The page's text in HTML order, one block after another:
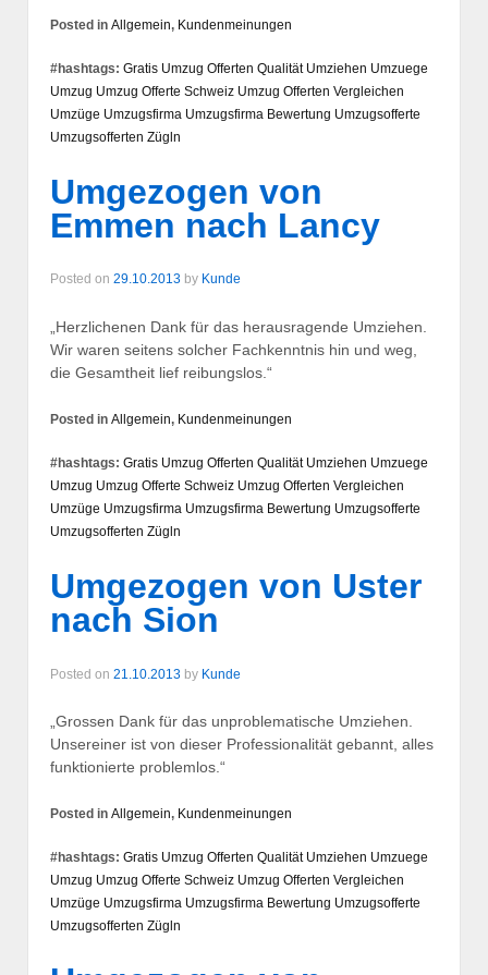
Posted in Allgemein, Kundenmeinungen
#hashtags: Gratis Umzug Offerten Qualität Umziehen Umzuege
Umzug Umzug Offerte Schweiz Umzug Offerten Vergleichen
Umzüge Umzugsfirma Umzugsfirma Bewertung Umzugsofferte
Umzugsofferten Zügln
Umgezogen von
Emmen nach Lancy
Posted on 29.10.2013 by Kunde
„Herzlichenen Dank für das herausragende Umziehen.
Wir waren seitens solcher Fachkenntnis hin und weg,
die Gesamtheit lief reibungslos.“
Posted in Allgemein, Kundenmeinungen
#hashtags: Gratis Umzug Offerten Qualität Umziehen Umzuege
Umzug Umzug Offerte Schweiz Umzug Offerten Vergleichen
Umzüge Umzugsfirma Umzugsfirma Bewertung Umzugsofferte
Umzugsofferten Zügln
Umgezogen von Uster
nach Sion
Posted on 21.10.2013 by Kunde
„Grossen Dank für das unproblematische Umziehen.
Unsereiner ist von dieser Professionalität gebannt, alles
funktionierte problemlos.“
Posted in Allgemein, Kundenmeinungen
#hashtags: Gratis Umzug Offerten Qualität Umziehen Umzuege
Umzug Umzug Offerte Schweiz Umzug Offerten Vergleichen
Umzüge Umzugsfirma Umzugsfirma Bewertung Umzugsofferte
Umzugsofferten Zügln